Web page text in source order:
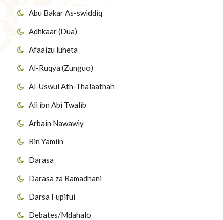
Abu Bakar As-swiddiq
Adhkaar (Dua)
Afaaizu luheta
Al-Ruqya (Zunguo)
Al-Uswul Ath-Thalaathah
Ali ibn Abi Twalib
Arbain Nawawiy
Bin Yamiin
Darasa
Darasa za Ramadhani
Darsa Fupifui
Debates/Mdahalo